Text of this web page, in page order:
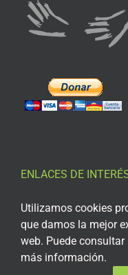
ENLACES DE
Aviso Legal
Política de privacidad
Política de privacidad
Utilizamos cookies
que damos la mejor
web. Puede
más información.